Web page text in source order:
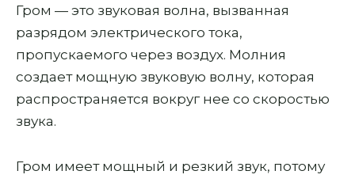
Гром — это звуковая волна, вызванная
разрядом электрического тока,
пропускаемого через воздух. Молния
создает мощную звуковую волну, которая
распространяется вокруг нее со скоростью
звука.
Гром имеет мощный и резкий звук, потому